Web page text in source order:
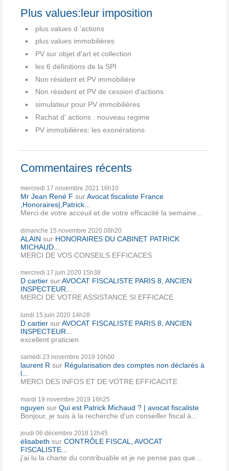
Plus values:leur imposition
plus values d 'actions
plus values immobilières
PV sur objet d'art et collection
les 6 définitions de la SPI
Non résident et PV immobilière
Non résident et PV de cession d'actions
simulateur pour PV immobilières
Rachat d' actions : nouveau regime
PV immobilières: les exonérations
Commentaires récents
mercredi 17 novembre 2021 16h10
Mr Jean René F surAvocat fiscaliste France
,Honoraires|,Patrick...
Merci de votre acceuil et de votre efficacité la semaine...
dimanche 15 novembre 2020 08h20
ALAIN sur HONORAIRES DU CABINET PATRICK
MICHAUD...
MERCI DE VOS CONSEILS EFFICACES
mercredi 17 juin 2020 15h38
D cartier surAVOCAT FISCALISTE PARIS 8, ANCIEN
INSPECTEUR...
MERCI DE VOTRE ASSISTANCE SI EFFICACE
lundi 15 juin 2020 14h28
D cartier surAVOCAT FISCALISTE PARIS 8, ANCIEN
INSPECTEUR...
excellent praticien
samedi 23 novembre 2019 10h00
laurent R sur Régularisation des comptes non déclarés à
l...
MERCI DES INFOS ET DE VOTRE EFFICACITE
mardi 19 novembre 2019 16h25
nguyen sur Qui est Patrick Michaud ? | avocat fiscaliste
Bonjour, je suis à la recherche d'un conseiller fiscal à...
jeudi 06 décembre 2018 12h45
élisabeth sur CONTRÔLE FISCAL, AVOCAT
FISCALISTE...
j'ai lu la charte du contribuable et je ne pense pas que...